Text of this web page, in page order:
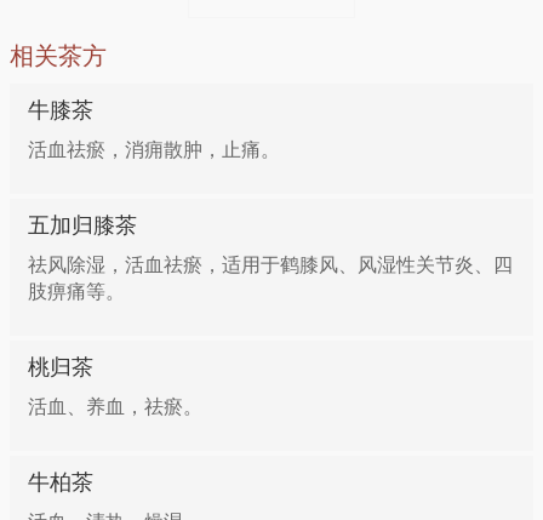
相关茶方
牛膝茶
活血祛瘀，消痈散肿，止痛。
五加归膝茶
祛风除湿，活血祛瘀，适用于鹤膝风、风湿性关节炎、四
肢痹痛等。
桃归茶
活血、养血，祛瘀。
牛柏茶